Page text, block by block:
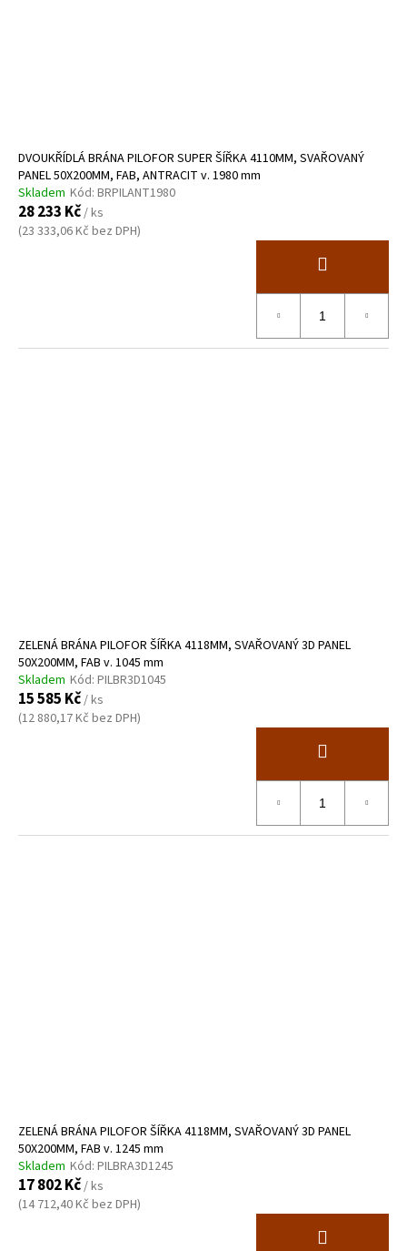
DVOUKŘÍDLÁ BRÁNA PILOFOR SUPER ŠÍŘKA 4110MM, SVAŘOVANÝ
PANEL 50X200MM, FAB, ANTRACIT v. 1980 mm
Skladem Kód: BRPILANT1980
28 233 Kč/ ks
(23 333,06 Kč bez DPH)
ZELENÁ BRÁNA PILOFOR ŠÍŘKA 4118MM, SVAŘOVANÝ 3D PANEL
50X200MM, FAB v. 1045 mm
Skladem Kód: PILBR3D1045
15 585 Kč/ ks
(12 880,17 Kč bez DPH)
ZELENÁ BRÁNA PILOFOR ŠÍŘKA 4118MM, SVAŘOVANÝ 3D PANEL
50X200MM, FAB v. 1245 mm
Skladem Kód: PILBRA3D1245
17 802 Kč/ ks
(14 712,40 Kč bez DPH)